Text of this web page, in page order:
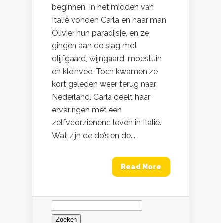
beginnen. In het midden van
Italië vonden Carla en haar man
Olivier hun paradijsje, en ze
gingen aan de slag met
olijfgaard, wijngaard, moestuin
en kleinvee. Toch kwamen ze
kort geleden weer terug naar
Nederland. Carla deelt haar
ervaringen met een
zelfvoorzienend leven in Italië.
Wat zijn de do’s en de...
Read More
Zoeken
naar: